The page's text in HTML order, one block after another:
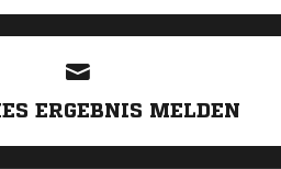
ERGEBNIS MELDEN